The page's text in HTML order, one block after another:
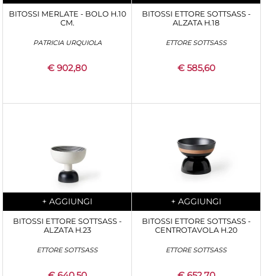
BITOSSI MERLATE - BOLO H.10
CM.
PATRICIA URQUIOLA
€ 902,80
BITOSSI ETTORE SOTTSASS -
ALZATA H.18
ETTORE SOTTSASS
€ 585,60
Quantità
+ AGGIUNGI
BITOSSI ETTORE SOTTSASS -
ALZATA H.23
ETTORE SOTTSASS
Quantità
+ AGGIUNGI
BITOSSI ETTORE SOTTSASS -
CENTROTAVOLA H.20
ETTORE SOTTSASS